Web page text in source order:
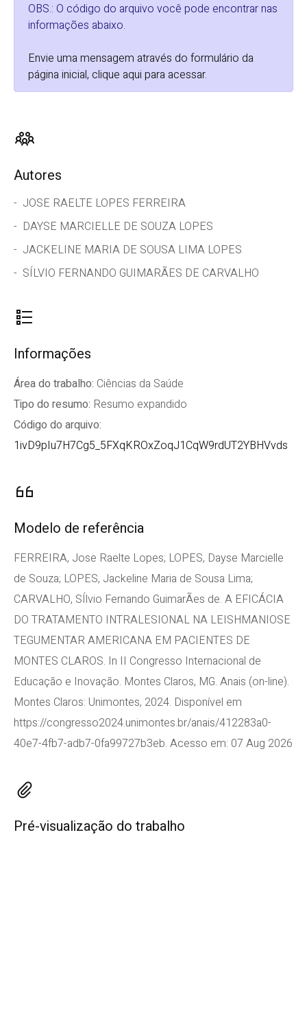
OBS.: O código do arquivo você pode encontrar nas
informações abaixo.
Envie uma mensagem através do formulário da
página inicial, clique aqui para acessar.
Autores
JOSE RAELTE LOPES FERREIRA
DAYSE MARCIELLE DE SOUZA LOPES
JACKELINE MARIA DE SOUSA LIMA LOPES
SÍLVIO FERNANDO GUIMARÃES DE CARVALHO
Informações
Área do trabalho: Ciências da Saúde
Tipo do resumo: Resumo expandido
Código do arquivo:
1ivD9pIu7H7Cg5_5FXqKROxZoqJ1CqW9rdUT2YBHVvds
Modelo de referência
FERREIRA, Jose Raelte Lopes; LOPES, Dayse Marcielle
de Souza; LOPES, Jackeline Maria de Sousa Lima;
CARVALHO, SÍlvio Fernando GuimarÃes de. A EFICÁCIA
DO TRATAMENTO INTRALESIONAL NA LEISHMANIOSE
TEGUMENTAR AMERICANA EM PACIENTES DE
MONTES CLAROS. In II Congresso Internacional de
Educação e Inovação. Montes Claros, MG. Anais (on-line).
Montes Claros: Unimontes, 2024. Disponível em
https://congresso2024.unimontes.br/anais/412283a0-
40e7-4fb7-adb7-0fa99727b3eb. Acesso em: 07 Aug 2026
Pré-visualização do trabalho